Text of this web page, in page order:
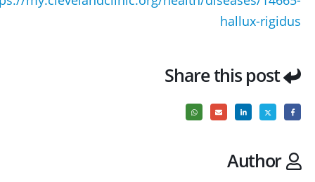
hallux-rigidus
Share this post
Author